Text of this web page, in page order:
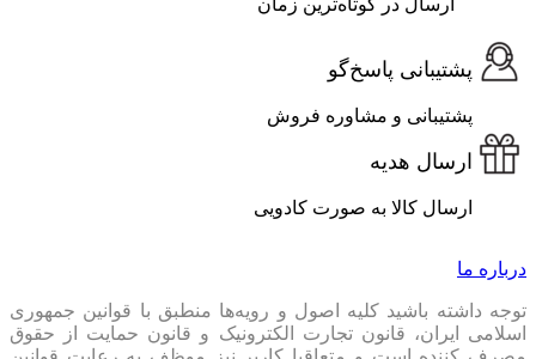
پشتیبانی پاسخ‌گو
پشتیبانی و مشاوره فروش
ارسال هدیه
ارسال کالا به صورت کادویی
درباره ما
توجه داشته باشید کلیه اصول و رویه‏‌ها منطبق با قوانین جمهوری
اسلامی ایران، قانون تجارت الکترونیک و قانون حمایت از حقوق